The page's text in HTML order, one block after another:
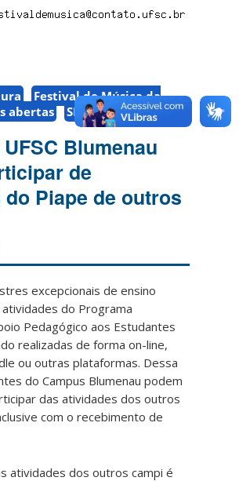
Festival de Música da
abertas SECARTE
Blumenau
de
Piape de outros
excepcionais de ensino
do Programa
Pedagógico aos Estudantes
realizadas de forma on-line,
ou outras plataformas. Dessa
do Campus Blumenau podem
das atividades dos outros
com o recebimento de
atividades dos outros campi é